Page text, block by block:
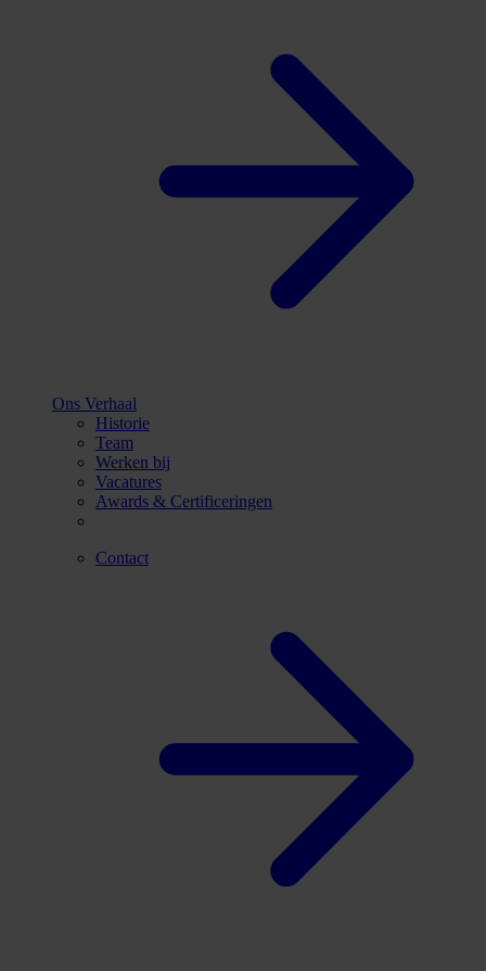
Ons Verhaal
Historie
Team
Werken bij
Vacatures
Awards & Certificeringen
Contact